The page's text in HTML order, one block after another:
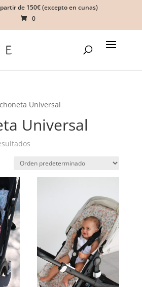
de 150€ (excepto en cunas)
0
Universal
Universal